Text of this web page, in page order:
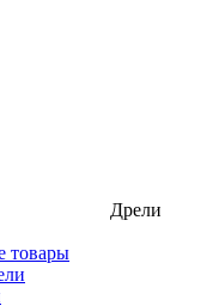
Дрели
товары